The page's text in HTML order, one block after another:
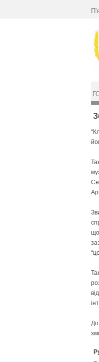
що
До